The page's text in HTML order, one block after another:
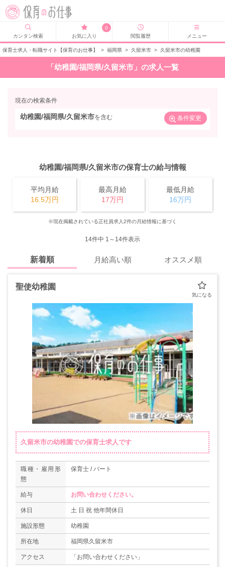
カンタン検索
0
お気に入り
閲覧履歴 メニュー
保育士求人・転職サイト【保育のお仕事】 > 福岡県 > 久留米市 > 久留米市の幼稚園
「幼稚園/福岡県/久留米市」の求人一覧
現在の検索条件
幼稚園/福岡県/久留米市を含む 条件変更
幼稚園/福岡県/久留米市の保育士の給与情報
平均月給
16.5万円
最高月給
17万円
最低月給
16万円
※現在掲載されている正社員求人2件の月給情報に基づく
14件中 1～14件表示
新着順 月給高い順 オススメ順
聖使幼稚園
久留米市の幼稚園での保育士求人です
職種・雇用形
態
保育士 / パート
給与 お問い合わせください。
休日 土 日 祝 他年間休日
施設形態 幼稚園
所在地 福岡県久留米市
アクセス 「お問い合わせください」